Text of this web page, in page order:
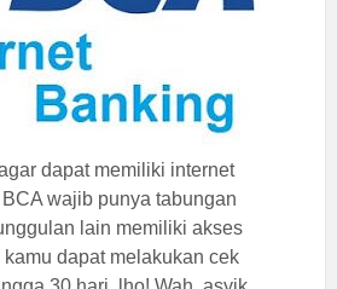
dapat memiliki internet
wajib punya tabungan
lain memiliki akses
dapat melakukan cek